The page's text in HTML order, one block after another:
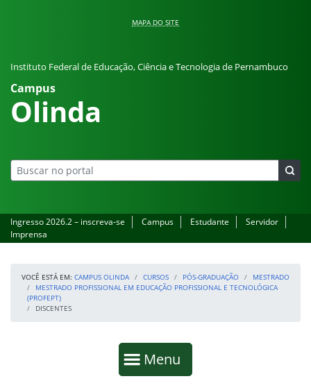
MAPA DO SITE
Instituto Federal de Educação, Ciência e Tecnologia de Pernambuco
Campus
Olinda
Ingresso 2026.2 – inscreva-se Campus Estudante
Servidor
Imprensa
VOCÊ ESTÁ EM: CAMPUS OLINDA CURSOS PÓS-GRADUAÇÃO
MESTRADO
MESTRADO PROFISSIONAL EM EDUCAÇÃO PROFISSIONAL E TECNOLÓGICA
(PROFEPT)
DISCENTES
Mostrar
Menu